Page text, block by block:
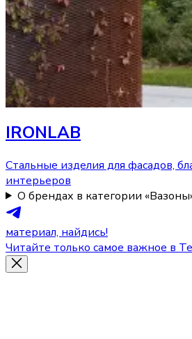
IRONLAB
Стальные изделия для фасадов,
интерьеров
О брендах в категории
материал, найдись!
Читайте только самое важное в